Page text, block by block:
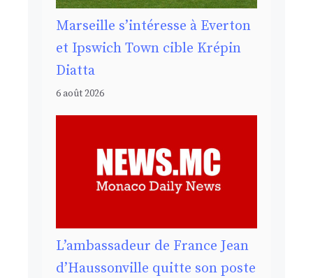
Marseille s’intéresse à Everton
et Ipswich Town cible Krépin
Diatta
6 août 2026
L’ambassadeur de France Jean
d’Haussonville quitte son poste